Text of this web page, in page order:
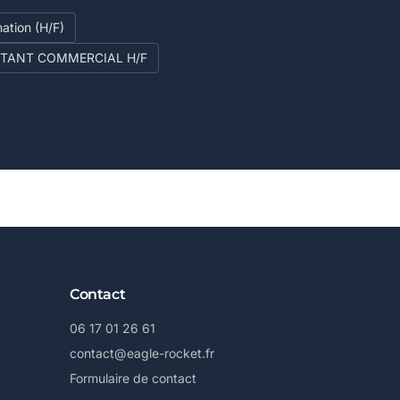
(H/F)
COMMERCIAL H/F
Contact
06 17 01 26 61
contact@eagle-rocket.fr
Formulaire de contact